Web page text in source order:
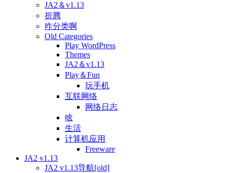
JA2＆v1.13
折腾
咋分类啊
Old Categories
Play WordPress
Themes
JA2＆v1.13
Play＆Fun
玩手机
互联网络
网络日志
啥
生活
计算机应用
Freeware
JA2 v1.13
JA2 v1.13导航[old]